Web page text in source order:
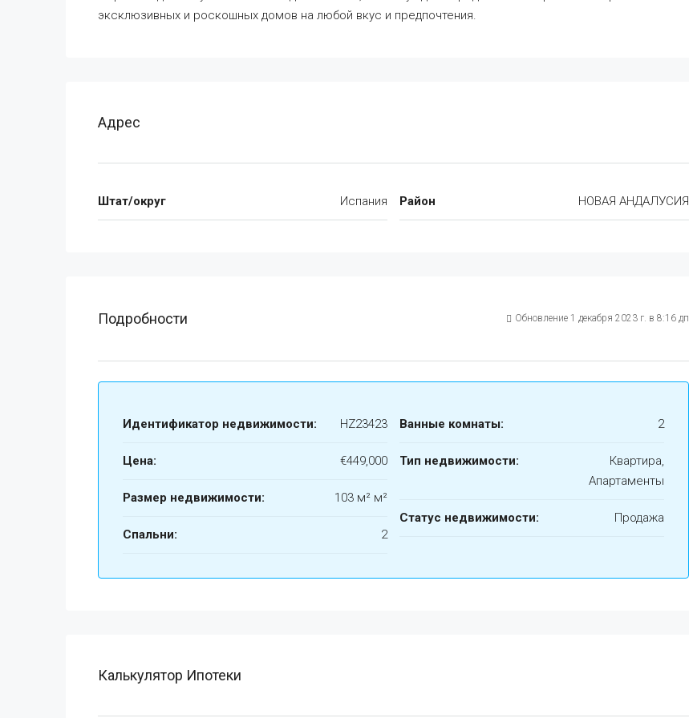
эксклюзивных и роскошных домов на любой вкус и предпочтения.
Адрес
Штат/округ Испания Район НОВАЯ АНДАЛУСИЯ
Подробности Обновление 1 декабря 2023 г. в 8:16 дп
Идентификатор недвижимости: HZ23423
Цена: €449,000
Размер недвижимости: 103 м² м²
Спальни: 2
Ванные комнаты: 2
Тип недвижимости:
Квартира,
Апартаменты
Статус недвижимости: Продажа
Калькулятор Ипотеки